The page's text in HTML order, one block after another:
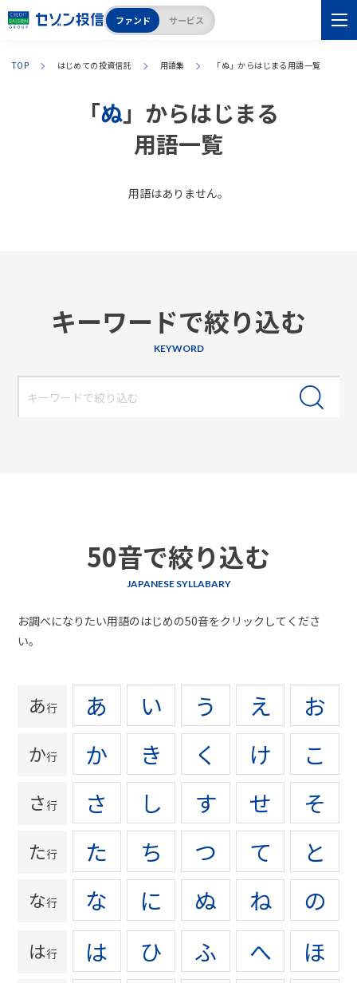
ファンド サービス
TOP はじめての投資信託 用語集 「ぬ 」からはじまる用語一覧
「ぬ」からはじまる
用語一覧
用語はありません。
キーワードで絞り込む
KEYWORD
50音で絞り込む
JAPANESE SYLLABARY
お調べになりたい用語のはじめの50音をクリックしてくださ
い。
あ行 あ い う え お
か行 か き く け こ
さ行 さ し す せ そ
た行 た ち つ て と
な行 な に ぬ ね の
は行 は ひ ふ へ ほ